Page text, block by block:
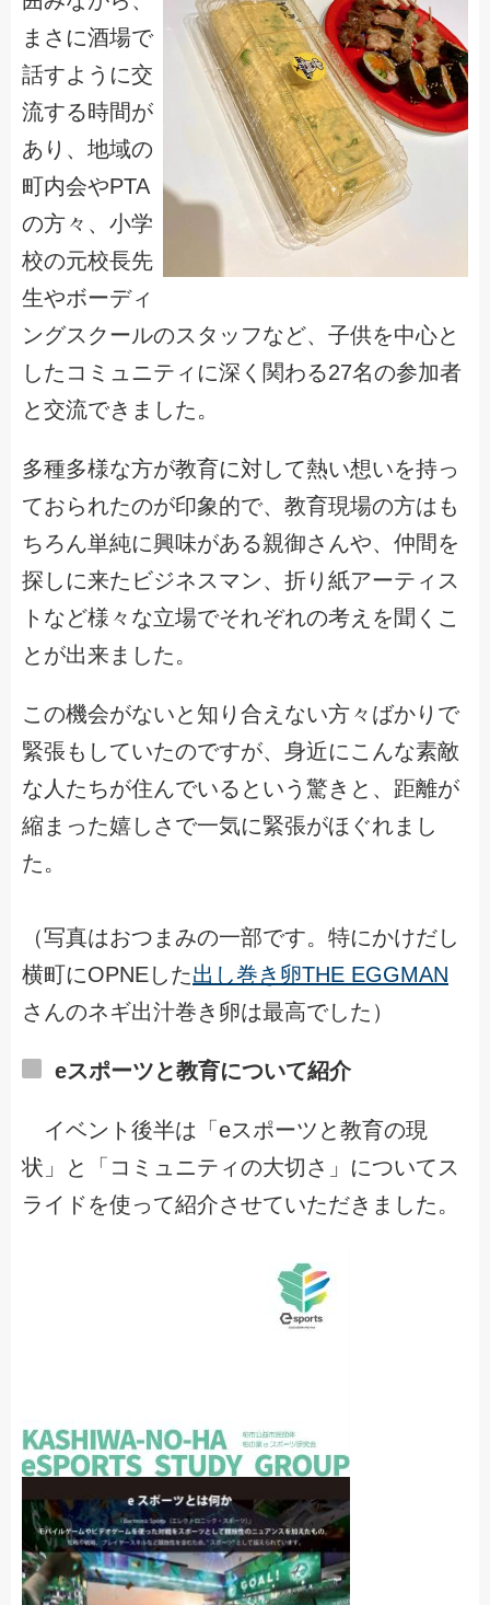
まさに酒場で
話すように交
流する時間が
あり、地域の
町内会やPTA
の方々、小学
校の元校長先
生やボーディ
ングスクールのスタッフなど、子供を中心と
したコミュニティに深く関わる27名の参加者
と交流できました。
多種多様な方が教育に対して熱い想いを持っ
ておられたのが印象的で、教育現場の方はも
ちろん単純に興味がある親御さんや、仲間を
探しに来たビジネスマン、折り紙アーティス
トなど様々な立場でそれぞれの考えを聞くこ
とが出来ました。
この機会がないと知り合えない方々ばかりで
緊張もしていたのですが、身近にこんな素敵
な人たちが住んでいるという驚きと、距離が
縮まった嬉しさで一気に緊張がほぐれまし
た。
（写真はおつまみの一部です。特にかけだし
横町にOPNEした出し巻き卵THE EGGMAN
さんのネギ出汁巻き卵は最高でした）
eスポーツと教育について紹介
イベント後半は「eスポーツと教育の現
状」と「コミュニティの大切さ」についてス
ライドを使って紹介させていただきました。